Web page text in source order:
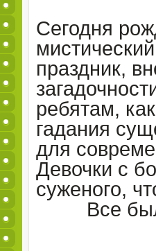
Сегодня
праздник,
ребятам,
гадания
для
Девочки с
суженого,
Все